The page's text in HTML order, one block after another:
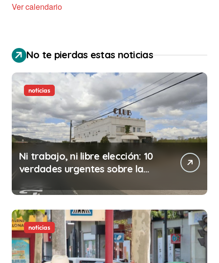
Ver calendario
No te pierdas estas noticias
noticias
Ni trabajo, ni libre elección: 10
verdades urgentes sobre la
noticias